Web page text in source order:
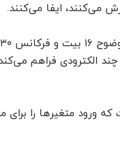
می‌کنند، ایفا می‌کنند.
الکترودی فراهم
ورود متغیرها را